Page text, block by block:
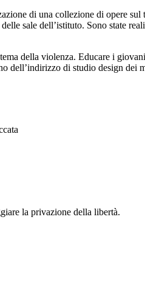
di una collezione di opere
sale dell’istituto. Sono state
della violenza. Educare i
dell’indirizzo di studio design dei
la privazione della libertà.